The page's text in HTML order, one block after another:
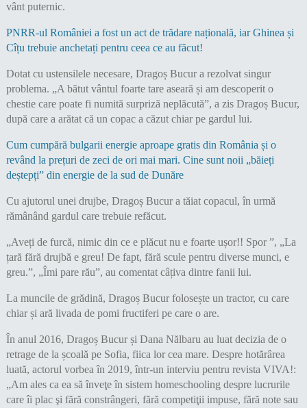
vânt puternic.
PNRR-ul României a fost un act de trădare națională, iar Ghinea și
Cîțu trebuie anchetați pentru ceea ce au făcut!
Dotat cu ustensilele necesare, Dragoș Bucur a rezolvat singur
problema. „A bătut vântul foarte tare aseară și am descoperit o
chestie care poate fi numită surpriză neplăcută”, a zis Dragoș Bucur,
după care a arătat că un copac a căzut chiar pe gardul lui.
Cum cumpără bulgarii energie aproape gratis din România și o
revând la prețuri de zeci de ori mai mari. Cine sunt noii „băieți
deștepți” din energie de la sud de Dunăre
Cu ajutorul unei drujbe, Dragoș Bucur a tăiat copacul, în urmă
rămânând gardul care trebuie refăcut.
„Aveți de furcă, nimic din ce e plăcut nu e foarte ușor!! Spor ”, „La
țară fără drujbă e greu! De fapt, fără scule pentru diverse munci, e
greu.”, „Îmi pare rău”, au comentat câțiva dintre fanii lui.
La muncile de grădină, Dragoș Bucur folosește un tractor, cu care
chiar și ară livada de pomi fructiferi pe care o are.
În anul 2016, Dragoș Bucur și Dana Nălbaru au luat decizia de o
retrage de la școală pe Sofia, fiica lor cea mare. Despre hotărârea
luată, actorul vorbea în 2019, într-un interviu pentru revista VIVA!:
„Am ales ca ea să înveţe în sistem homeschooling despre lucrurile
care îi plac şi fără constrângeri, fără competiţii impuse, fără note sau